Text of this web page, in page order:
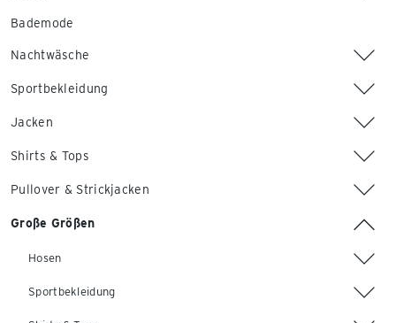
Bademode
Nachtwäsche
Sportbekleidung
Jacken
Shirts & Tops
Pullover & Strickjacken
Große Größen
Hosen
Sportbekleidung